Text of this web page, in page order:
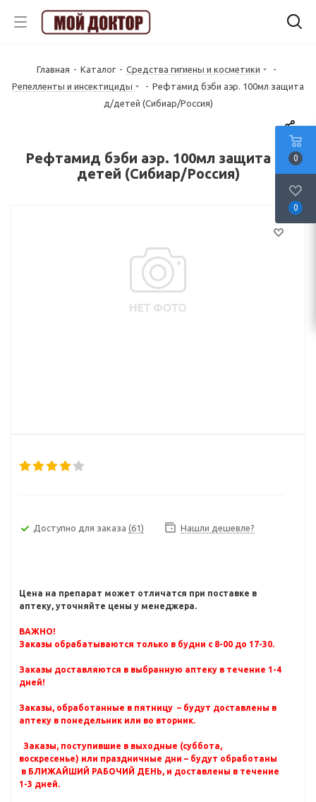
Главная - Каталог - Средства гигиены и косметики
-
Репелленты и инсектициды
- Рефтамид бэби аэр. 100мл защита
д/детей (Сибиар/Россия)
Рефтамид бэби аэр. 100мл защита д/
детей (Сибиар/Россия)
Доступно для заказа (61) Нашли дешевле?
Цена на препарат может отличатся при поставке в
аптеку, уточняйте цены у менеджера.
ВАЖНО!
Заказы обрабатываются только в будни с 8-00 до 17-30.
Заказы доставляются в выбранную аптеку в течение 1-4
дней!
Заказы, обработанные в пятницу – будут доставлены в
аптеку в понедельник или во вторник.
Заказы, поступившие в выходные (суббота,
воскресенье) или праздничные дни – будут обработаны
в БЛИЖАЙШИЙ РАБОЧИЙ ДЕНЬ, и доставлены в течение
1-3 дней.
0
0